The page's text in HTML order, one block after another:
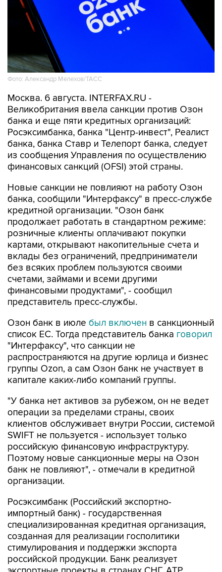
Фото: Александр Мелехов/ТАСС
Москва. 6 августа. INTERFAX.RU -
Великобритания ввела санкции против Озон
банка и еще пяти кредитных организаций:
Росэксимбанка, банка "Центр-инвест", Реалист
банка, банка Ставр и Телепорт банка, следует
из сообщения Управления по осуществлению
финансовых санкций (OFSI) этой страны.
Новые санкции не повлияют на работу Озон
банка, сообщили "Интерфаксу" в пресс-службе
кредитной организации. "Озон банк
продолжает работать в стандартном режиме:
розничные клиенты оплачивают покупки
картами, открывают накопительные счета и
вклады без ограничений, предприниматели
без всяких проблем пользуются своими
счетами, займами и всеми другими
финансовыми продуктами", - сообщил
представитель пресс-службы.
Озон банк в июле был включен в санкционный
список ЕС. Тогда представитель банка говорил
"Интерфаксу", что санкции не
распространяются на другие юрлица и бизнес
группы Ozon, а сам Озон банк не участвует в
капитале каких-либо компаний группы.
"У банка нет активов за рубежом, он не ведет
операции за пределами страны, своих
клиентов обслуживает внутри России, системой
SWIFT не пользуется - использует только
российскую финансовую инфраструктуру.
Поэтому новые санкционные меры на Озон
банк не повлияют", - отмечали в кредитной
организации.
Росэксимбанк (Российский экспортно-
импортный банк) - государственная
специализированная кредитная организация,
созданная для реализации госполитики
стимулирования и поддержки экспорта
российской продукции. Банк реализует